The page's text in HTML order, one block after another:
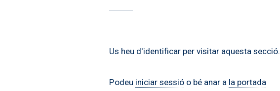
Us heu d'identificar per visitar aquesta secció.
Podeu iniciar sessió o bé anar a la portada